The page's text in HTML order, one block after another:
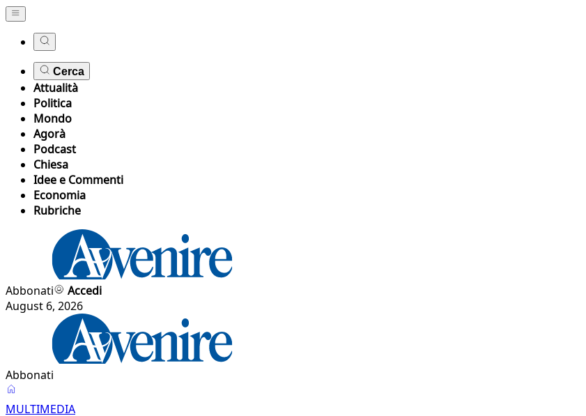
Cerca
Attualità
Politica
Mondo
Agorà
Podcast
Chiesa
Idee e Commenti
Economia
Rubriche
Abbonati
Accedi
August 6, 2026
Abbonati
MULTIMEDIA